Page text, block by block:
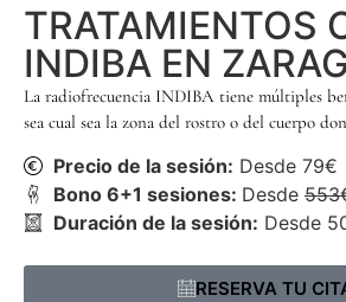
TRATAMIENTOS
INDIBA EN
La radiofrecuencia INDIBA tiene múltiples
sea cual sea la zona del rostro o del cuerpo
Precio de la sesión: Desde 79€
Bono 6+1 sesiones: Desde
Duración de la sesión: Desde
RESERVA TU